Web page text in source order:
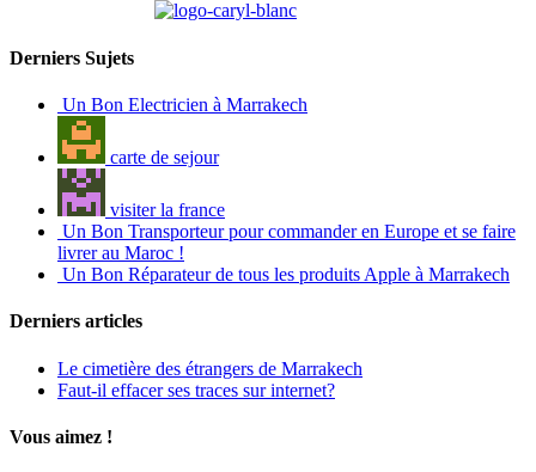
Derniers Sujets
Un Bon Electricien à Marrakech
carte de sejour
visiter la france
Un Bon Transporteur pour commander en Europe et se faire
livrer au Maroc !
Un Bon Réparateur de tous les produits Apple à Marrakech
Derniers articles
Le cimetière des étrangers de Marrakech
Faut-il effacer ses traces sur internet?
Vous aimez !